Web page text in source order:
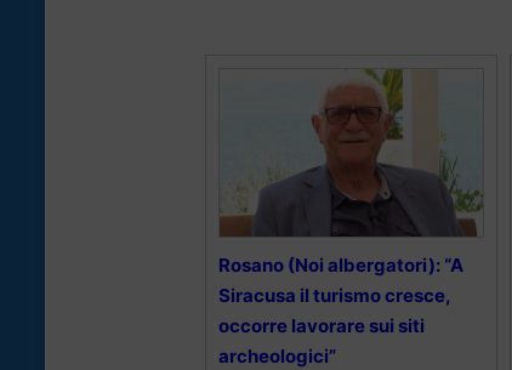
Rosano (Noi albergatori): “A
Siracusa il turismo cresce,
occorre lavorare sui siti
archeologici”